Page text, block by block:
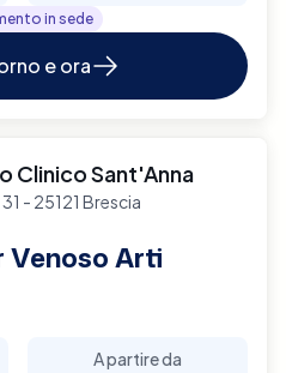
in sede
e ora
Clinico Sant'Anna
- 25121 Brescia
Venoso Arti
A partire da